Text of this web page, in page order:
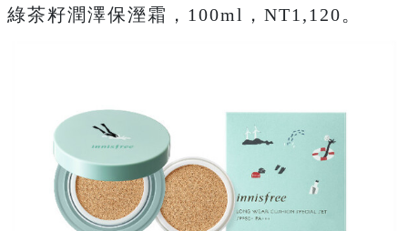
綠茶籽潤澤保溼霜，100ml，NT1,120。